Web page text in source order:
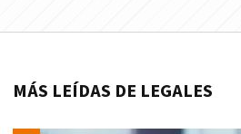
MÁS LEÍDAS DE LEGALES